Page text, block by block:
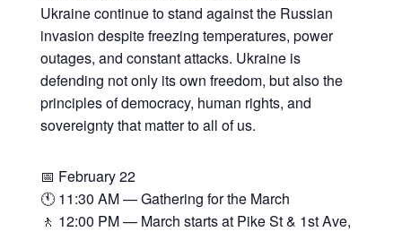
Ukraine continue to stand against the Russian
invasion despite freezing temperatures, power
outages, and constant attacks. Ukraine is
defending not only its own freedom, but also the
principles of democracy, human rights, and
sovereignty that matter to all of us.
📅 February 22
🕚 11:30 AM — Gathering for the March
🚶 12:00 PM — March starts at Pike St & 1st Ave,